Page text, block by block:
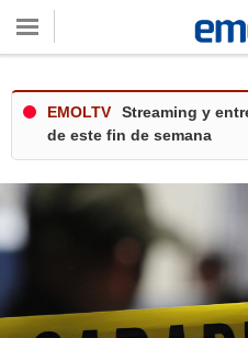
EMOLTV
Streaming y
de este fin de semana